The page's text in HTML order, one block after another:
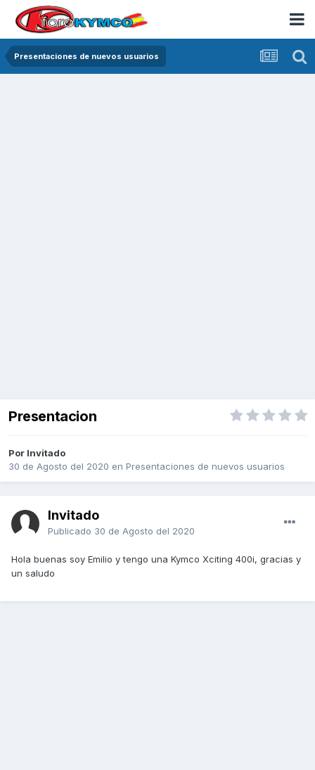
Presentaciones de nuevos usuarios
Presentacion
Por Invitado
30 de Agosto del 2020 en Presentaciones de nuevos usuarios
Invitado
Publicado 30 de Agosto del 2020
Hola buenas soy Emilio y tengo una Kymco Xciting 400i, gracias y
un saludo